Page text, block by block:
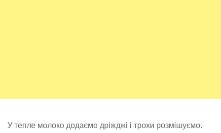
У тепле молоко додаємо дріжджі і трохи розмішуємо.